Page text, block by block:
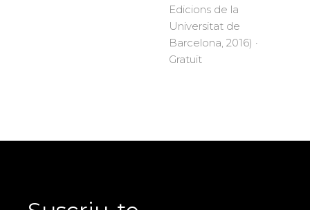
Edicions de la
Universitat de
Barcelona, 2016) ·
Gratuït